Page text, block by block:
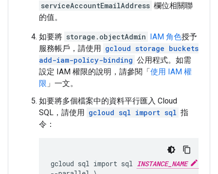
serviceAccountEmailAddress 欄位相關聯
的值。
如要將 storage.objectAdmin IAM 角色授予
服務帳戶，請使用 gcloud storage buckets
add-iam-policy-binding 公用程式。如需
設定 IAM 權限的說明，請參閱「使用 IAM 權
限 」一文。
如要將多個檔案中的資料平行匯入 Cloud
SQL，請使用 gcloud sql import sql 指
令：
gcloud sql import sql INSTANCE_NAME